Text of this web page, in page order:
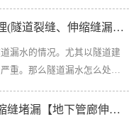
。五种电厂冷却塔堵漏技术
法一： 1、正确观察裂缝宽
尽量设置在裂缝较宽、开口
缝：采用筑致杰?快干型封缝
江苏堵漏公司教您隧道漏水怎么处理(隧道裂缝、伸缩缝漏水处理方法)
漏水的情况。尤其以隧道建
重。那么隧道漏水怎么处
管片裂缝堵漏当管片裂缝小于
江苏堵漏公司知识点：地下管廊伸缩缝堵漏【地下管廊伸缩缝漏水处理方法】